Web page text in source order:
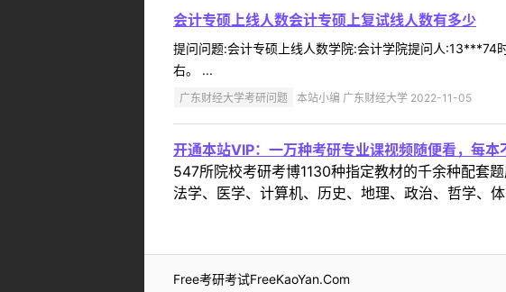
会计专硕上线人数会计专硕上复试线人数有多少
提问问题:会计专硕上线人数学院:会计学院提问人
右。 ...
广东财经大学考研问题 本站小编 广东财经大学 2022-11-05
开通本站VIP：一万种考研专业课视频随便看，每本
547所院校考研考博1130种指定教材的千余种配套
法学、医学、计算机、历史、地理、政治、哲学、体
Free考研考试FreeKaoYan.Com